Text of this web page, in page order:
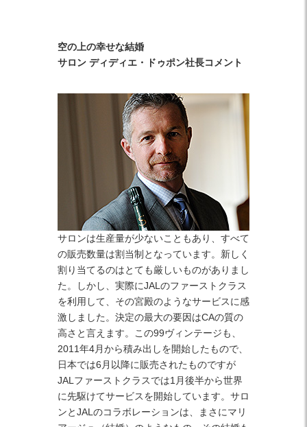
空の上の幸せな結婚
サロン ディディエ・ドゥポン社長コメント
サロンは生産量が少ないこともあり、すべて
の販売数量は割当制となっています。新しく
割り当てるのはとても厳しいものがありまし
た。しかし、実際にJALのファーストクラス
を利用して、その宮殿のようなサービスに感
激しました。決定の最大の要因はCAの質の
高さと言えます。この99ヴィンテージも、
2011年4月から積み出しを開始したもので、
日本では6月以降に販売されたものですが
JALファーストクラスでは1月後半から世界
に先駆けてサービスを開始しています。サロ
ンとJALのコラボレーションは、まさにマリ